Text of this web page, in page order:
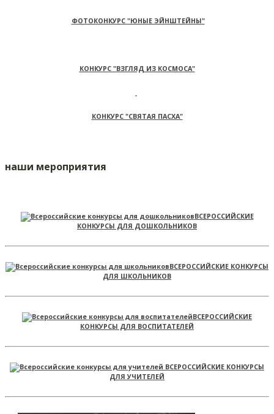
ФОТОКОНКУРС "ЮНЫЕ ЭЙНШТЕЙНЫ"
КОНКУРС "ВЗГЛЯД ИЗ КОСМОСА"
КОНКУРС "СВЯТАЯ ПАСХА"
наши мероприятия
ВСЕРОССИЙСКИЕ
КОНКУРСЫ ДЛЯ ДОШКОЛЬНИКОВ
ВСЕРОССИЙСКИЕ КОНКУРСЫ
ДЛЯ ШКОЛЬНИКОВ
ВСЕРОССИЙСКИЕ
КОНКУРСЫ ДЛЯ ВОСПИТАТЕЛЕЙ
ВСЕРОССИЙСКИЕ КОНКУРСЫ
ДЛЯ УЧИТЕЛЕЙ